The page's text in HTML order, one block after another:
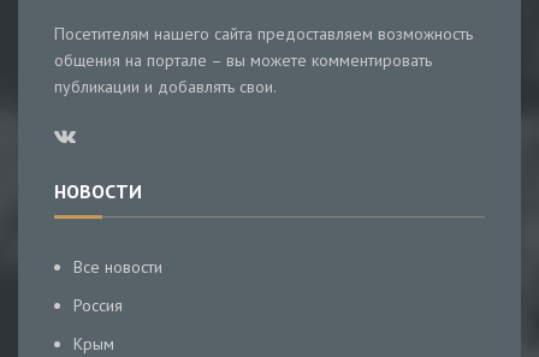
Посетителям нашего сайта предоставляем возможность
общения на портале – вы можете комментировать
публикации и добавлять свои.
НОВОСТИ
Все новости
Россия
Крым